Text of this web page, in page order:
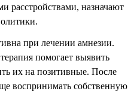
расстройствами, назначают
при лечении амнезии.
помогает выявить
их на позитивные. После
воспринимать собственную